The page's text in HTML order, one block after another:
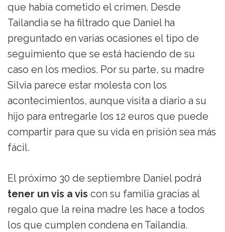
que había cometido el crimen. Desde
Tailandia se ha filtrado que Daniel ha
preguntado en varias ocasiones el tipo de
seguimiento que se está haciendo de su
caso en los medios. Por su parte, su madre
Silvia parece estar molesta con los
acontecimientos, aunque visita a diario a su
hijo para entregarle los 12 euros que puede
compartir para que su vida en prisión sea más
fácil.
El próximo 30 de septiembre Daniel podrá
tener un vis a vis con su familia gracias al
regalo que la reina madre les hace a todos
los que cumplen condena en Tailandia.